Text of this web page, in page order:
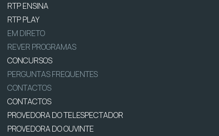
RTP ENSINA
RTP PLAY
EM DIRETO
REVER PROGRAMAS
CONCURSOS
PERGUNTAS FREQUENTES
CONTACTOS
CONTACTOS
PROVEDORA DO TELESPECTADOR
PROVEDORA DO OUVINTE